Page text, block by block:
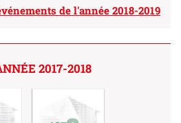
de l'année2018-2019
2017-2018